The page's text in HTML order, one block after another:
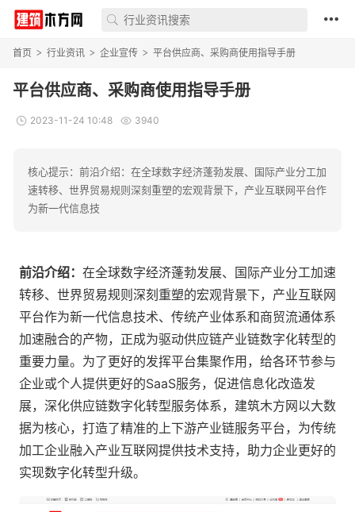
首页 > 行业资讯 > 企业宣传 > 平台供应商、采购商使用指导手册
平台供应商、采购商使用指导手册
2023-11-24 10:48 3940
核心提示：前沿介绍：在全球数字经济蓬勃发展、国际产业分工加
速转移、世界贸易规则深刻重塑的宏观背景下，产业互联网平台作
为新一代信息技
前沿介绍： 在全球数字经济蓬勃发展、国际产业分工加速
转移、世界贸易规则深刻重塑的宏观背景下，产业互联网
平台作为新一代信息技术、传统产业体系和商贸流通体系
加速融合的产物，正成为驱动供应链产业链数字化转型的
重要力量。为了更好的发挥平台集聚作用，给各环节参与
企业或个人提供更好的SaaS服务，促进信息化改造发
展，深化供应链数字化转型服务体系，建筑木方网以大数
据为核心，打造了精准的上下游产业链服务平台，为传统
加工企业融入产业互联网提供技术支持，助力企业更好的
实现数字化转型升级。